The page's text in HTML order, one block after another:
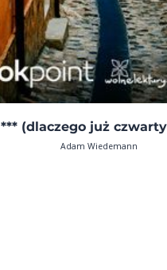
*** (dlaczego już
Adam Wiedemann